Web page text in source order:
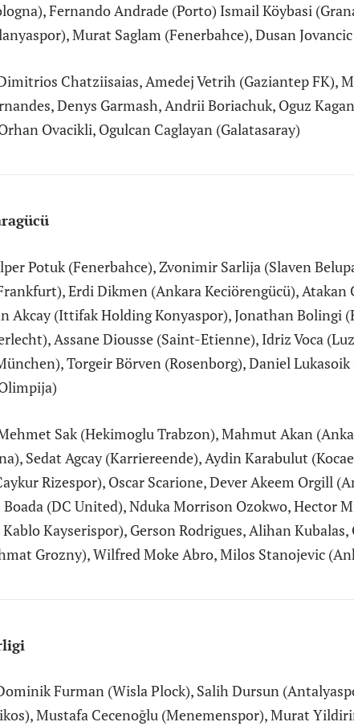
Fernando Andrade (Porto) Ismail Köybasi
Murat Saglam (Fenerbahce), Dusan
Chatziisaias, Amedej Vetrih (Gaziantep FK),
Denys Garmash, Andrii Boriachuk, Oguz
Ovacikli, Ogulcan Caglayan (Galatasaray)
Potuk (Fenerbahce), Zvonimir Sarlija (Slaven
Erdi Dikmen (Ankara Keciörengücü), Atakan
Akcay (Ittifak Holding Konyaspor), Jonathan Bolingi
Assane Diousse (Saint-Etienne), Idriz Voca
Torgeir Börven (Rosenborg), Daniel
Sak (Hekimoglu Trabzon), Mahmut Akan
Sedat Agcay (Karriereende), Aydin Karabulut
Rizespor), Oscar Scarione, Dever Akeem Orgill
Boada (DC United), Nduka Morrison Ozokwo, Hector
Kayserispor), Gerson Rodrigues, Alihan
Grozny), Wilfred Moke Abro, Milos Stanojevic
Furman (Wisla Plock), Salih Dursun
Mustafa Cecenoğlu (Menemenspor), Murat